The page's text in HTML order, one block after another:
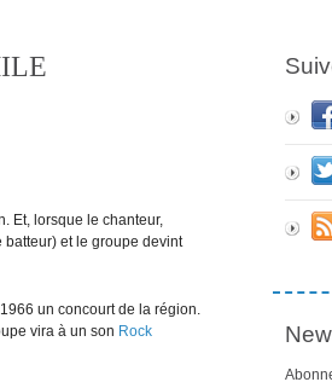
Et, lorsque le chanteur,
batteur) et le groupe devint
un concourt de la région.
vira à un son Rock